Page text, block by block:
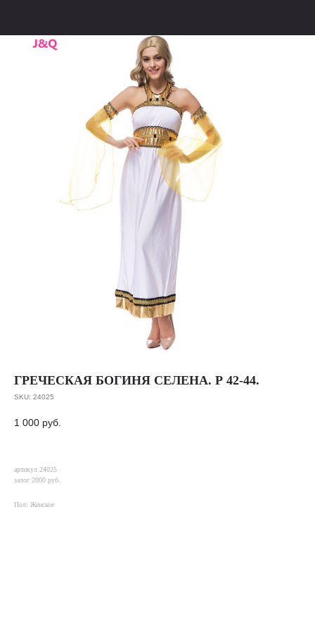
ГРЕЧЕСКАЯ БОГИНЯ СЕЛЕНА. Р 42-44.
SKU: 24025
1 000 руб.
артикул 24025
залог 2000 руб.
Пол: Женское